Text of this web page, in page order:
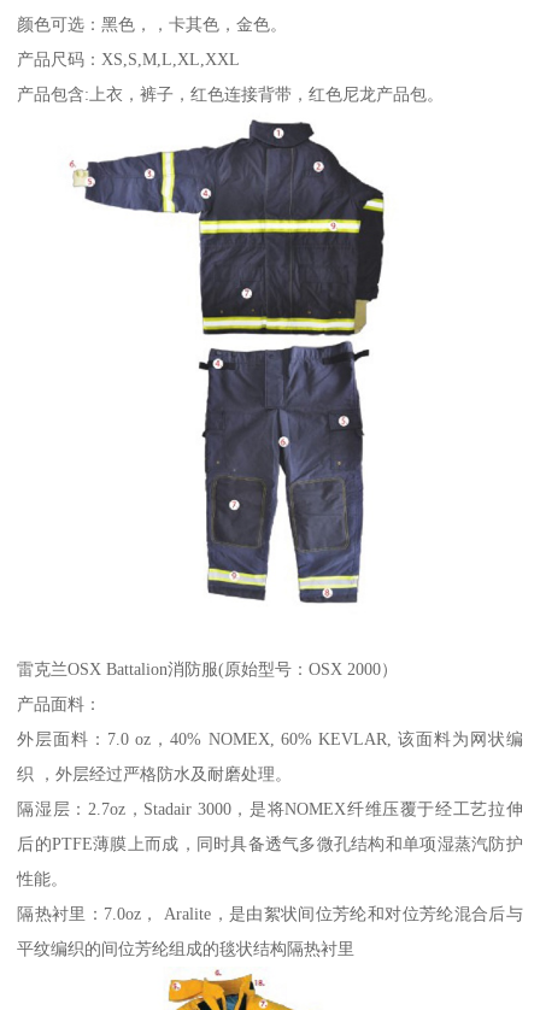
颜色可选：黑色，，卡其色，金色。
产品尺码：XS,S,M,L,XL,XXL
产品包含:上衣，裤子，红色连接背带，红色尼龙产品包。
雷克兰OSX Battalion消防服(原始型号：OSX 2000）
产品面料：
外层面料：7.0 oz，40% NOMEX, 60% KEVLAR, 该面料为网状编
织 ，外层经过严格防水及耐磨处理。
隔湿层：2.7oz，Stadair 3000，是将NOMEX纤维压覆于经工艺拉伸
后的PTFE薄膜上而成，同时具备透气多微孔结构和单项湿蒸汽防护
性能。
隔热衬里：7.0oz， Aralite，是由絮状间位芳纶和对位芳纶混合后与
平纹编织的间位芳纶组成的毯状结构隔热衬里